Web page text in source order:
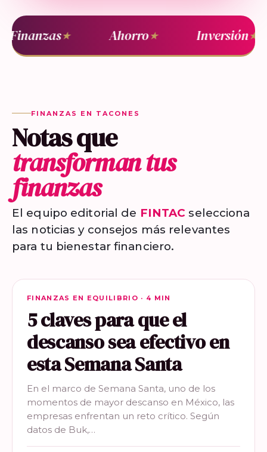
Finanzas★ Ahorro★ Inversión★
FINANZAS EN TACONES
Notas que
transforman tus
finanzas
El equipo editorial de FINTAC selecciona
las noticias y consejos más relevantes
para tu bienestar financiero.
FINANZAS EN EQUILIBRIO
FINANZAS EN EQUILIBRIO · 4 MIN
5 claves para que el
descanso sea efectivo en
esta Semana Santa
En el marco de Semana Santa, uno de los
momentos de mayor descanso en México, las
empresas enfrentan un reto crítico. Según
datos de Buk,…